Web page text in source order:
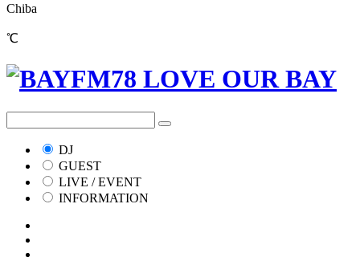
Chiba
℃
DJ
GUEST
LIVE / EVENT
INFORMATION